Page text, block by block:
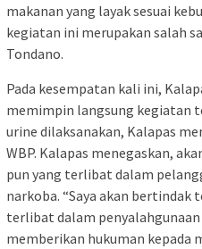
makanan yang layak sesuai
kegiatan ini merupakan salah
Tondano.
Pada kesempatan kali ini,
memimpin langsung kegiatan
urine dilaksanakan, Kalapas
WBP. Kalapas menegaskan,
pun yang terlibat dalam
narkoba. “Saya akan bertindak
terlibat dalam penyalahgunaan
memberikan hukuman kepada